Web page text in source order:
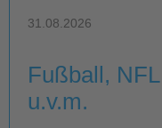
31.08.2026
Fußball,
u.v.m.